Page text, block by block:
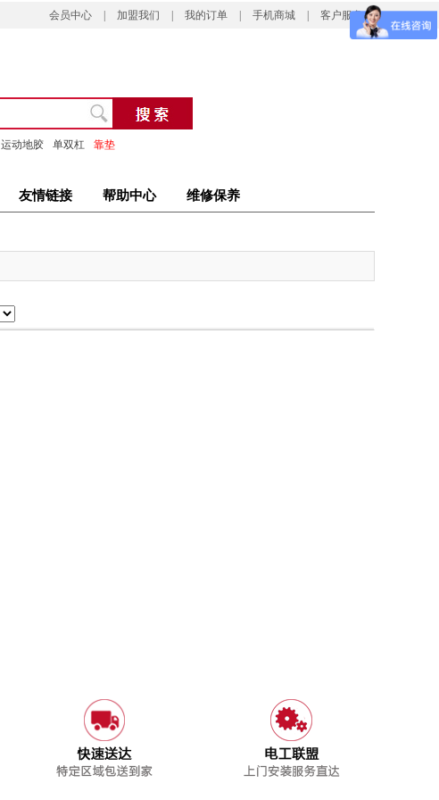
会员中心 加盟我们 我的订单 手机商城 客户服务
运动地胶 单双杠 靠垫
友情链接 帮助中心 维修保养